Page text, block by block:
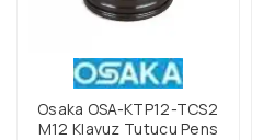
Osaka OSA-KTP12-TCS2
M12 Klavuz Tutucu Pens